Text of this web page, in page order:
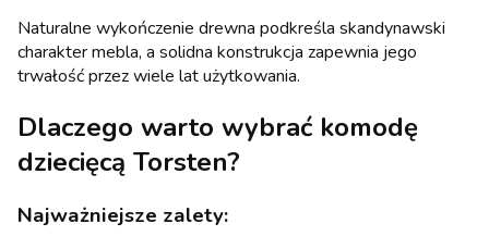
Naturalne wykończenie drewna podkreśla skandynawski
charakter mebla, a solidna konstrukcja zapewnia jego
trwałość przez wiele lat użytkowania.
Dlaczego warto wybrać komodę
dziecięcą Torsten?
Najważniejsze zalety: